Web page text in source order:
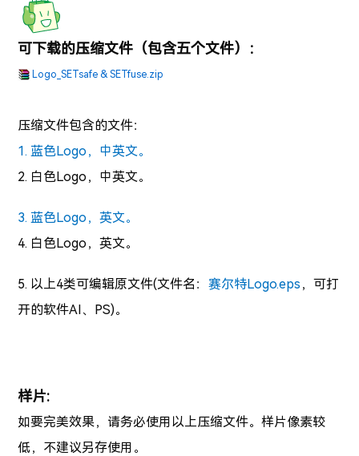
可下载的压缩文件（包含五个文件）：
Logo_SETsafe & SETfuse.zip
压缩文件包含的文件：
1. 蓝色Logo，中英文。
2. 白色Logo，中英文。
3. 蓝色Logo，英文。
4. 白色Logo，英文。
5. 以上4类可编辑原文件(文件名：赛尔特Logo.eps ，可打
开的软件AI、PS)。
样片:
如要完美效果，请务必使用以上压缩文件。样片像素较
低，不建议另存使用。